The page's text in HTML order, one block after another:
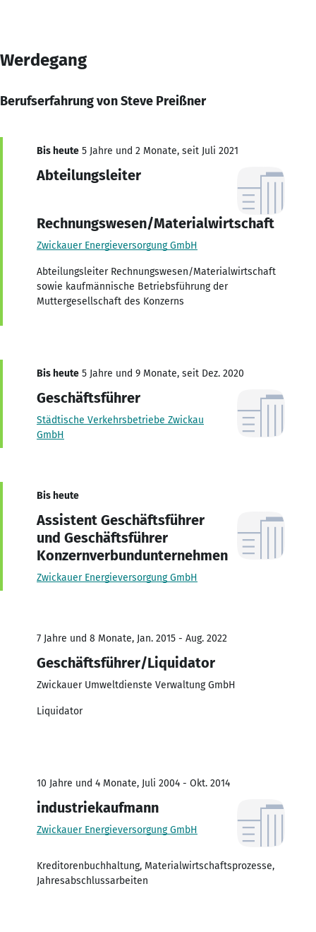
Werdegang
Berufserfahrung von Steve Preißner
Bis heute 5 Jahre und 2 Monate, seit Juli 2021
Abteilungsleiter
Rechnungswesen/Materialwirtschaft
Zwickauer Energieversorgung GmbH
Abteilungsleiter Rechnungswesen/Materialwirtschaft
sowie kaufmännische Betriebsführung der
Muttergesellschaft des Konzerns
Bis heute 5 Jahre und 9 Monate, seit Dez. 2020
Geschäftsführer
Städtische Verkehrsbetriebe Zwickau
GmbH
Bis heute
Assistent Geschäftsführer
und Geschäftsführer
Konzernverbundunternehmen
Zwickauer Energieversorgung GmbH
7 Jahre und 8 Monate, Jan. 2015 - Aug. 2022
Geschäftsführer/Liquidator
Zwickauer Umweltdienste Verwaltung GmbH
Liquidator
10 Jahre und 4 Monate, Juli 2004 - Okt. 2014
industriekaufmann
Zwickauer Energieversorgung GmbH
Kreditorenbuchhaltung, Materialwirtschaftsprozesse,
Jahresabschlussarbeiten